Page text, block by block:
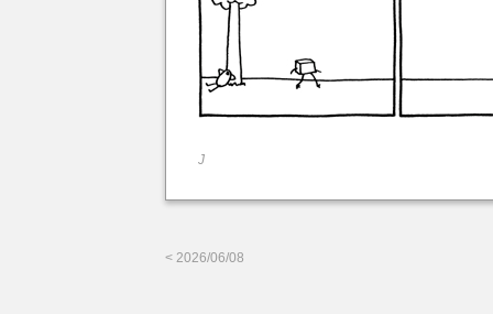
J
< 2026/06/08